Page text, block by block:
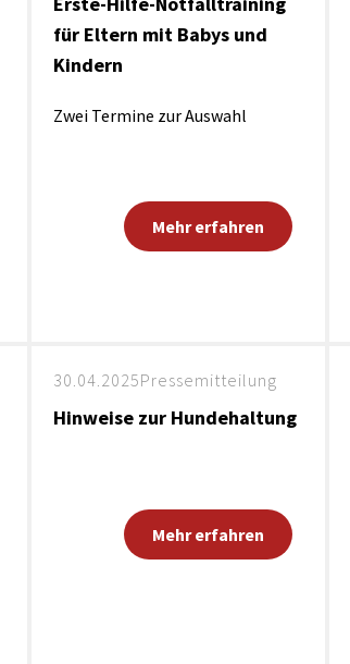
für Eltern mit Babys und
Kindern
Zwei Termine zur Auswahl
Mehr erfahren
30.04.2025Pressemitteilung
Hinweise zur Hundehaltung
Mehr erfahren